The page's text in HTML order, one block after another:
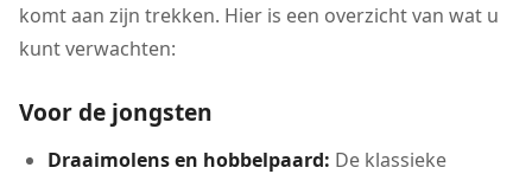
komt aan zijn trekken. Hier is een overzicht van wat u
kunt verwachten:
Voor de jongsten
Draaimolens en hobbelpaard: De klassieke